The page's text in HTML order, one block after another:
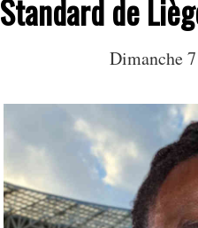
Standard de
Dimanche